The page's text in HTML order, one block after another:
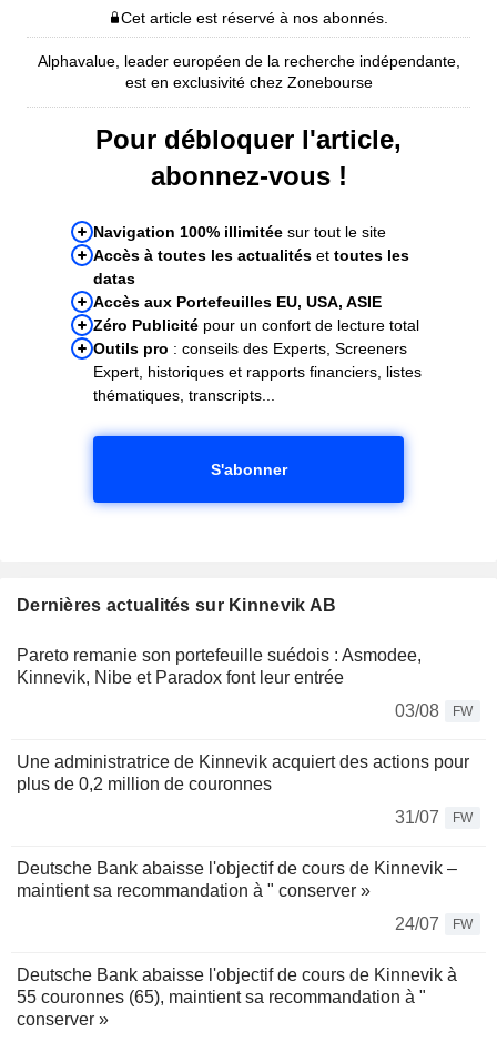
Cet article est réservé à nos abonnés.
Alphavalue, leader européen de la recherche indépendante,
est en exclusivité chez Zonebourse
Pour débloquer l'article,
abonnez-vous !
Navigation 100% illimitée sur tout le site
Accès à toutes les actualités et toutes les
datas
Accès aux Portefeuilles EU, USA, ASIE
Zéro Publicité pour un confort de lecture total
Outils pro : conseils des Experts, Screeners
Expert, historiques et rapports financiers, listes
thématiques, transcripts...
S'abonner
Dernières actualités sur Kinnevik AB
Pareto remanie son portefeuille suédois : Asmodee,
Kinnevik, Nibe et Paradox font leur entrée
03/08
FW
Une administratrice de Kinnevik acquiert des actions pour
plus de 0,2 million de couronnes
31/07
FW
Deutsche Bank abaisse l'objectif de cours de Kinnevik –
maintient sa recommandation à " conserver »
24/07
FW
Deutsche Bank abaisse l'objectif de cours de Kinnevik à
55 couronnes (65), maintient sa recommandation à "
conserver »